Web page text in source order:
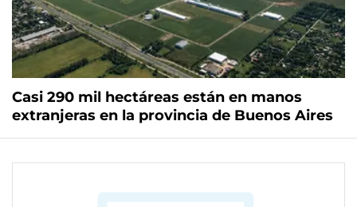
Casi 290 mil hectáreas están en manos
extranjeras en la provincia de Buenos Aires